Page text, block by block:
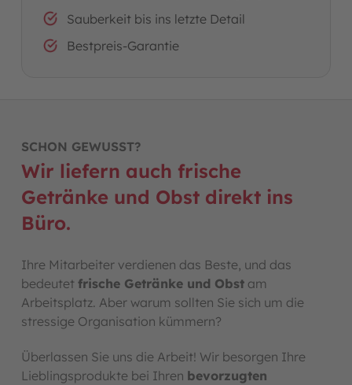
Sauberkeit bis ins letzte Detail
Bestpreis-Garantie
SCHON GEWUSST?
Wir liefern auch frische
Getränke und Obst direkt ins
Büro.
Ihre Mitarbeiter verdienen das Beste, und das
bedeutet frische Getränke und Obstam
Arbeitsplatz. Aber warum sollten Sie sich um die
stressige Organisation kümmern?
Überlassen Sie uns die Arbeit! Wir besorgen Ihre
Lieblingsprodukte bei Ihren bevorzugten